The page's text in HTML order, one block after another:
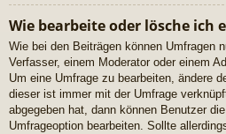
Wie bearbeite oder lösche ich
Wie bei den Beiträgen können Umfragen
Verfasser, einem Moderator oder einem
Um eine Umfrage zu bearbeiten, ändere
dieser ist immer mit der Umfrage
abgegeben hat, dann können Benutzer
Umfrageoption bearbeiten. Sollte